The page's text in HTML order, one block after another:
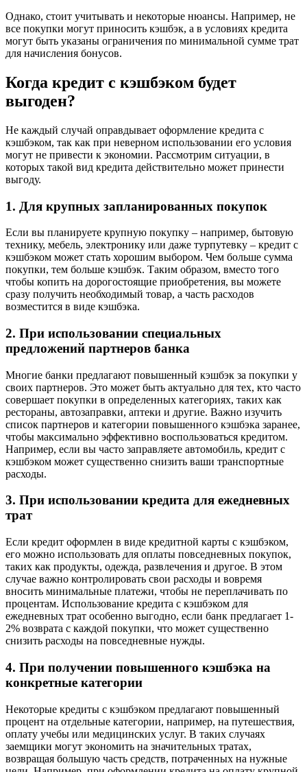
Однако, стоит учитывать и некоторые нюансы. Например, не
все покупки могут приносить кэшбэк, а в условиях кредита
могут быть указаны ограничения по минимальной сумме трат
для начисления бонусов.
Когда кредит с кэшбэком будет
выгоден?
Не каждый случай оправдывает оформление кредита с
кэшбэком, так как при неверном использовании его условия
могут не привести к экономии. Рассмотрим ситуации, в
которых такой вид кредита действительно может принести
выгоду.
1. Для крупных запланированных покупок
Если вы планируете крупную покупку – например, бытовую
технику, мебель, электронику или даже турпутевку – кредит с
кэшбэком может стать хорошим выбором. Чем больше сумма
покупки, тем больше кэшбэк. Таким образом, вместо того
чтобы копить на дорогостоящие приобретения, вы можете
сразу получить необходимый товар, а часть расходов
возместится в виде кэшбэка.
2. При использовании специальных
предложений партнеров банка
Многие банки предлагают повышенный кэшбэк за покупки у
своих партнеров. Это может быть актуально для тех, кто часто
совершает покупки в определенных категориях, таких как
рестораны, автозаправки, аптеки и другие. Важно изучить
список партнеров и категории повышенного кэшбэка заранее,
чтобы максимально эффективно воспользоваться кредитом.
Например, если вы часто заправляете автомобиль, кредит с
кэшбэком может существенно снизить ваши транспортные
расходы.
3. При использовании кредита для ежедневных
трат
Если кредит оформлен в виде кредитной карты с кэшбэком,
его можно использовать для оплаты повседневных покупок,
таких как продукты, одежда, развлечения и другое. В этом
случае важно контролировать свои расходы и вовремя
вносить минимальные платежи, чтобы не переплачивать по
процентам. Использование кредита с кэшбэком для
ежедневных трат особенно выгодно, если банк предлагает 1-
2% возврата с каждой покупки, что может существенно
снизить расходы на повседневные нужды.
4. При получении повышенного кэшбэка на
конкретные категории
Некоторые кредиты с кэшбэком предлагают повышенный
процент на отдельные категории, например, на путешествия,
оплату учебы или медицинских услуг. В таких случаях
заемщики могут экономить на значительных тратах,
возвращая большую часть средств, потраченных на нужные